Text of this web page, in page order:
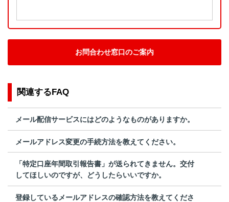
お問合わせ窓口のご案内
関連するFAQ
メール配信サービスにはどのようなものがありますか。
メールアドレス変更の手続方法を教えてください。
「特定口座年間取引報告書」が送られてきません。交付
してほしいのですが、どうしたらいいですか。
登録しているメールアドレスの確認方法を教えてくださ